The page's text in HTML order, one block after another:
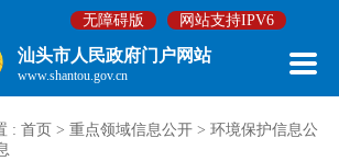
无障碍版 网站支持IPV6
汕头市人民政府门户网站
www.shantou.gov.cn
: 首页 > 重点领域信息公开 > 环境保护信息公